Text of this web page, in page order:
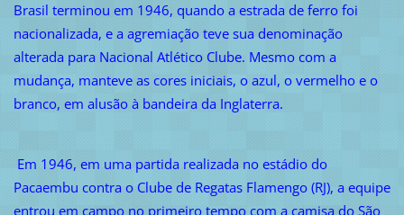
Brasil terminou em 1946, quando a estrada de ferro foi
nacionalizada, e a agremiação teve sua denominação
alterada para Nacional Atlético Clube. Mesmo com a
mudança, manteve as cores iniciais, o azul, o vermelho e o
branco, em alusão à bandeira da Inglaterra.
Em 1946, em uma partida realizada no estádio do
Pacaembu contra o Clube de Regatas Flamengo (RJ), a equipe
entrou em campo no primeiro tempo com a camisa do São